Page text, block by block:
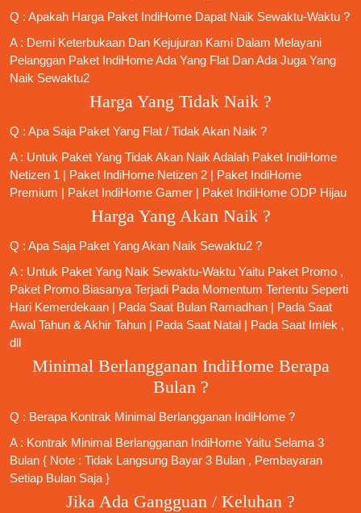
Q : Apakah Harga Paket IndiHome Dapat Naik Sewaktu-Waktu ?
A : Demi Keterbukaan Dan Kejujuran Kami Dalam Melayani
Pelanggan Paket IndiHome Ada Yang Flat Dan Ada Juga Yang
Naik Sewaktu2
Harga Yang Tidak Naik ?
Q : Apa Saja Paket Yang Flat / Tidak Akan Naik ?
A : Untuk Paket Yang Tidak Akan Naik Adalah Paket IndiHome
Netizen 1 | Paket IndiHome Netizen 2 | Paket IndiHome
Premium | Paket IndiHome Gamer | Paket IndiHome ODP Hijau
Harga Yang Akan Naik ?
Q : Apa Saja Paket Yang Akan Naik Sewaktu2 ?
A : Untuk Paket Yang Naik Sewaktu-Waktu Yaitu Paket Promo ,
Paket Promo Biasanya Terjadi Pada Momentum Tertentu Seperti
Hari Kemerdekaan | Pada Saat Bulan Ramadhan | Pada Saat
Awal Tahun & Akhir Tahun | Pada Saat Natal | Pada Saat Imlek ,
dll
Minimal Berlangganan IndiHome Berapa
Bulan ?
Q : Berapa Kontrak Minimal Berlangganan IndiHome ?
A : Kontrak Minimal Berlangganan IndiHome Yaitu Selama 3
Bulan { Note : Tidak Langsung Bayar 3 Bulan , Pembayaran
Setiap Bulan Saja }
Jika Ada Gangguan / Keluhan ?